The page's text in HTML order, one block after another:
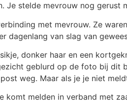
stelde mevrouw nog gerust
met mevrouw. Ze
dagenlang van slag van
donker haar en een
geblurd op de foto bij dit
weg. Maar als je je niet
melden in verband met